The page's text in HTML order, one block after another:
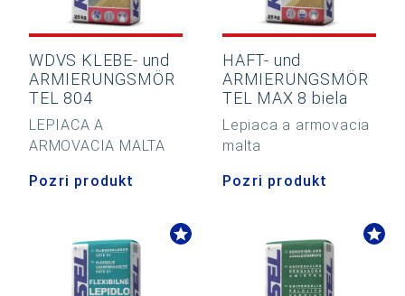
WDVS KLEBE- und
ARMIERUNGSMÖR
TEL 804
LEPIACA A
ARMOVACIA MALTA
Pozri produkt
HAFT- und
ARMIERUNGSMÖR
TEL MAX 8 biela
Lepiaca a armovacia
malta
Pozri produkt